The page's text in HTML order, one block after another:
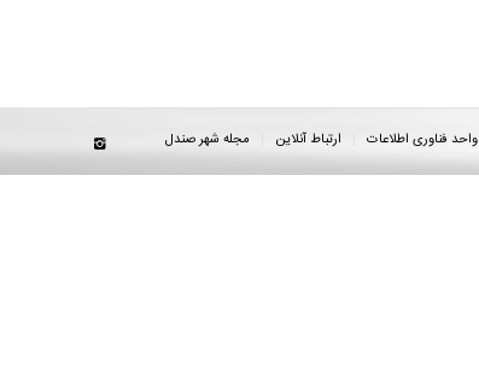
واحد فناوری اطلاعات ارتباط آنلاین مجله شهر صندل